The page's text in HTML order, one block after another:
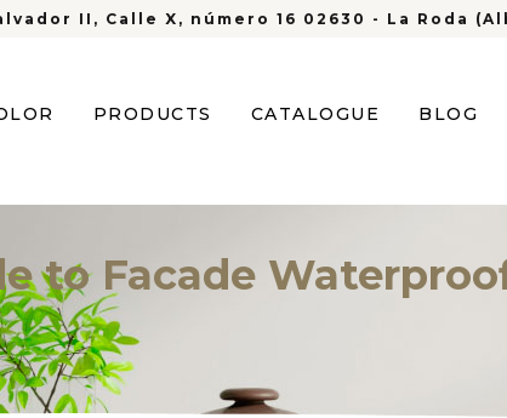
II, Calle X, número 16 02630 - La Roda
PRODUCTS CATALOGUE BLOG
to Facade